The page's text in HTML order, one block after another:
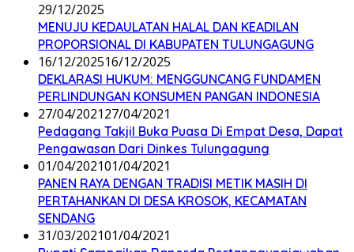
29/12/2025
MENUJU KEDAULATAN HALAL DAN KEADILAN
PROPORSIONAL DI KABUPATEN TULUNGAGUNG
16/12/202516/12/2025
DEKLARASI HUKUM: MENGGUNCANG FUNDAMEN
PERLINDUNGAN KONSUMEN PANGAN INDONESIA
27/04/202127/04/2021
Pedagang Takjil Buka Puasa Di Empat Desa, Dapat
Pengawasan Dari Dinkes Tulungagung
01/04/202101/04/2021
PANEN RAYA DENGAN TRADISI METIK MASIH DI
PERTAHANKAN DI DESA KROSOK, KECAMATAN
SENDANG
31/03/202101/04/2021